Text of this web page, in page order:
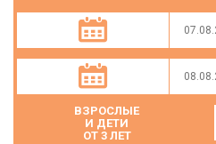
ВЗРОСЛЫЕ
И ДЕТИ
ОТ 3 ЛЕТ